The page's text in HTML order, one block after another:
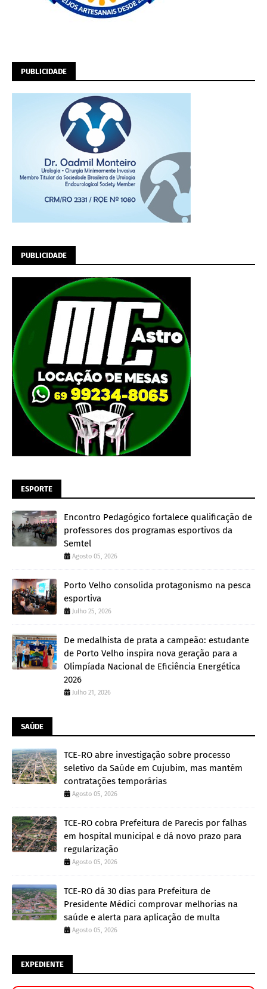
PUBLICIDADE
PUBLICIDADE
ESPORTE
Encontro Pedagógico fortalece qualificação de
professores dos programas esportivos da
Semtel
Agosto 05, 2026
Porto Velho consolida protagonismo na pesca
esportiva
Julho 25, 2026
De medalhista de prata a campeão: estudante
de Porto Velho inspira nova geração para a
Olimpíada Nacional de Eficiência Energética
2026
Julho 21, 2026
SAÚDE
TCE-RO abre investigação sobre processo
seletivo da Saúde em Cujubim, mas mantém
contratações temporárias
Agosto 05, 2026
TCE-RO cobra Prefeitura de Parecis por falhas
em hospital municipal e dá novo prazo para
regularização
Agosto 05, 2026
TCE-RO dá 30 dias para Prefeitura de
Presidente Médici comprovar melhorias na
saúde e alerta para aplicação de multa
Agosto 05, 2026
EXPEDIENTE